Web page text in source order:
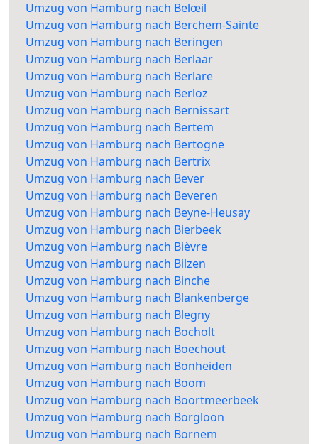
Umzug von Hamburg nach Belœil
Umzug von Hamburg nach Berchem-Sainte
Umzug von Hamburg nach Beringen
Umzug von Hamburg nach Berlaar
Umzug von Hamburg nach Berlare
Umzug von Hamburg nach Berloz
Umzug von Hamburg nach Bernissart
Umzug von Hamburg nach Bertem
Umzug von Hamburg nach Bertogne
Umzug von Hamburg nach Bertrix
Umzug von Hamburg nach Bever
Umzug von Hamburg nach Beveren
Umzug von Hamburg nach Beyne-Heusay
Umzug von Hamburg nach Bierbeek
Umzug von Hamburg nach Bièvre
Umzug von Hamburg nach Bilzen
Umzug von Hamburg nach Binche
Umzug von Hamburg nach Blankenberge
Umzug von Hamburg nach Blegny
Umzug von Hamburg nach Bocholt
Umzug von Hamburg nach Boechout
Umzug von Hamburg nach Bonheiden
Umzug von Hamburg nach Boom
Umzug von Hamburg nach Boortmeerbeek
Umzug von Hamburg nach Borgloon
Umzug von Hamburg nach Bornem